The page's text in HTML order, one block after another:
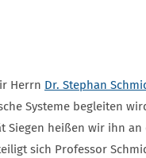
Herrn Dr. Stephan
Systeme begleiten
heißen wir ihn
sich Professor